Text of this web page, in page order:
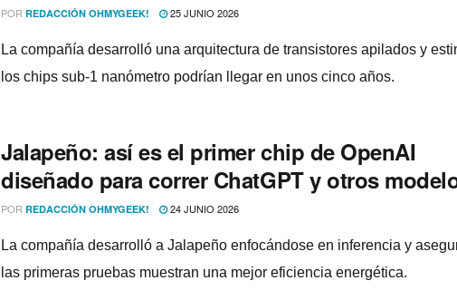
POR REDACCIÓN OHMYGEEK! 25 JUNIO 2026
La compañía desarrolló una arquitectura de transistores apilados y
los chips sub-1 nanómetro podrían llegar en unos cinco años.
Jalapeño: así es el primer chip de OpenAI
diseñado para correr ChatGPT y otros
POR REDACCIÓN OHMYGEEK! 24 JUNIO 2026
La compañía desarrolló a Jalapeño enfocándose en inferencia y
las primeras pruebas muestran una mejor eficiencia energética.